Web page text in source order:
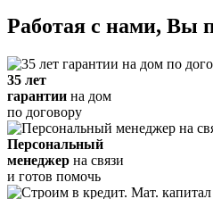
Работая с нами, Вы
35 лет
гарантии на дом
по договору
Персональный
менеджер на связи
и готов помочь